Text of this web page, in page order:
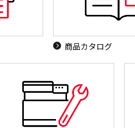
商品カタログ